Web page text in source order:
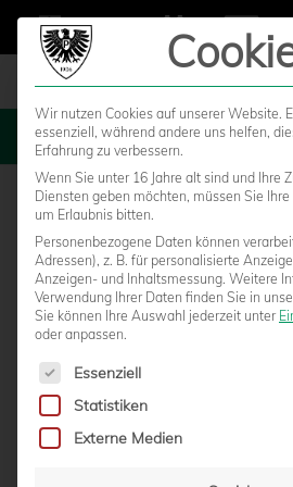
MENU
ENTSCHLOSSENHEIT,
Wir nutzen Cookies auf unserer Website.
essenziell, während andere uns helfen,
Erfahrung zu verbessern.
Wenn Sie unter 16 Jahre alt sind und Ihre
Diensten geben möchten, müssen Sie
um Erlaubnis bitten.
Personenbezogene Daten können
Adressen), z. B. für personalisierte
Anzeigen- und Inhaltsmessung. Weitere
Verwendung Ihrer Daten finden Sie in
Sie können Ihre Auswahl jederzeit unter
oder anpassen.
Es folgt eine Liste der Service-
Essenziell
Statistiken
Externe Medien